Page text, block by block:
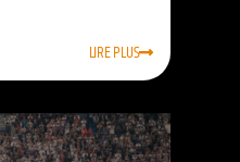
LIRE PLUS